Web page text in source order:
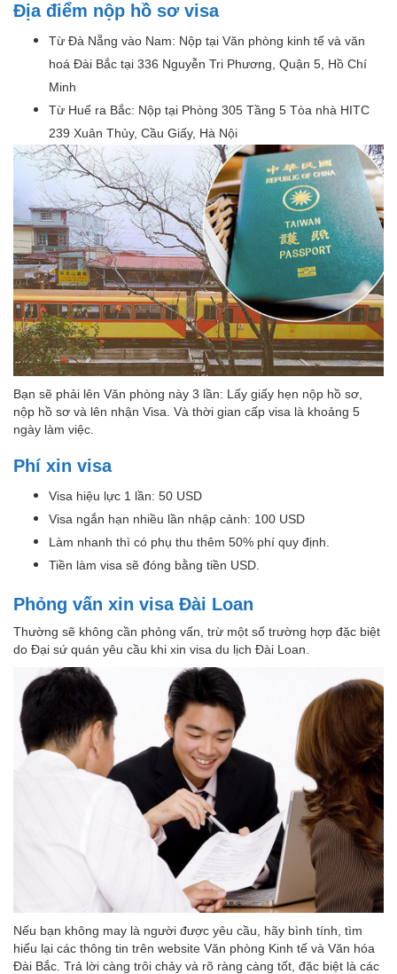
Địa điểm nộp hồ sơ visa
Từ Đà Nẵng vào Nam: Nộp tại Văn phòng kinh tế và văn
hoá Đài Bắc tại 336 Nguyễn Tri Phương, Quận 5, Hồ Chí
Minh
Từ Huế ra Bắc: Nộp tại Phòng 305 Tầng 5 Tòa nhà HITC
239 Xuân Thủy, Cầu Giấy, Hà Nội
Bạn sẽ phải lên Văn phòng này 3 lần: Lấy giấy hẹn nộp hồ sơ,
nộp hồ sơ và lên nhận Visa. Và thời gian cấp visa là khoảng 5
ngày làm việc.
Phí xin visa
Visa hiệu lực 1 lần: 50 USD
Visa ngắn hạn nhiều lần nhập cảnh: 100 USD
Làm nhanh thì có phụ thu thêm 50% phí quy định.
Tiền làm visa sẽ đóng bằng tiền USD.
Phỏng vấn xin visa Đài Loan
Thường sẽ không cần phỏng vấn, trừ một số trường hợp đặc biệt
do Đại sứ quán yêu cầu khi xin visa du lịch Đài Loan.
Nếu bạn không may là người được yêu cầu, hãy bình tính, tìm
hiểu lại các thông tin trên website Văn phòng Kinh tế và Văn hóa
Đài Bắc. Trả lời càng trôi chảy và rõ ràng càng tốt, đặc biệt là các